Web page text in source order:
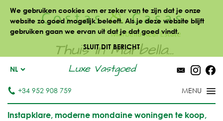
We gebruiken cookies om er zeker van te zijn dat je onze
website zo goed mogelijk beleeft. Als je deze website blijft
gebruiken gaan we ervan uit dat je dat goed vindt.
SLUIT DIT BERICHT
Thuis in Marbella...
Luxe Vastgoed
NL
+34 952 908 759
Instapklare, moderne mondaine woningen te koop,